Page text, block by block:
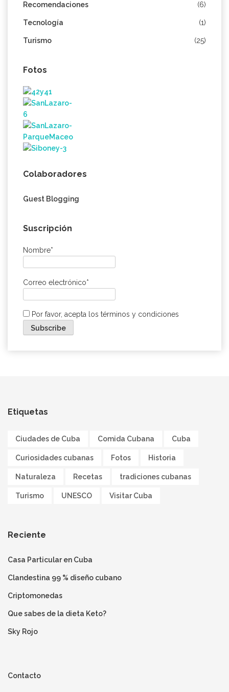
Recomendaciones (6)
Tecnología (1)
Turismo (25)
Fotos
Colaboradores
Guest Blogging
Suscripción
Nombre*
Correo electrónico*
Por favor, acepta los términos y condiciones
Etiquetas
Ciudades de Cuba Comida Cubana Cuba
Curiosidades cubanas Fotos Historia
Naturaleza Recetas tradiciones cubanas
Turismo UNESCO Visitar Cuba
Reciente
Casa Particular en Cuba
Clandestina 99 % diseño cubano
Criptomonedas
Que sabes de la dieta Keto?
Sky Rojo
Contacto